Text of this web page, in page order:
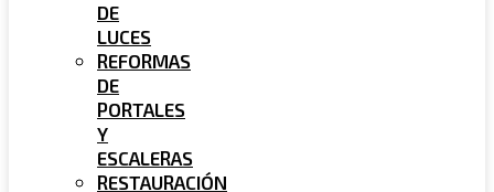
DE
LUCES
REFORMAS
DE
PORTALES
Y
ESCALERAS
RESTAURACIÓN